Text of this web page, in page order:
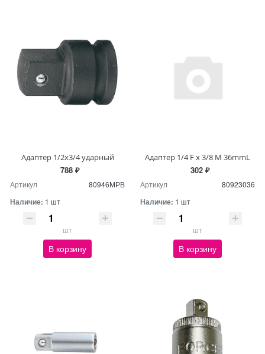
Адаптер 1/2х3/4 ударный
788 ₽
Артикул 80946МРВ
Наличие: 1 шт
шт
В корзину
Адаптер 1/4 F х 3/8 М 36mmL
302 ₽
Артикул 80923036
Наличие: 1 шт
шт
В корзину